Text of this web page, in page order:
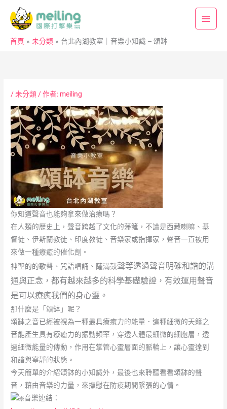
主
要
首頁 未分類 台北內湖教室｜音樂小知識 – 頌缽
/未分類 / 作者: meiling
你知道聲音也能夠拿來做治療嗎？
在人類的歷史上，聲音跨越了文化的藩籬，不論是西藏喇嘛、基
督徒、伊斯蘭教徒、印度教徒、音樂家或指揮家，聲音一直被用
來做一種療癒的催化劑。
神聖的的歌聲、咒語唱誦、薩滿鼓聲等透過聲音明確和諧的溝
通與正念，都有越來越多的科學基礎驗證，有效運用聲音
是可以療癒我們的身心靈。
那什麼是「頌缽」呢？
頌缽之音已經被視為一種最具療癒力的能量．這種細微的天籟之
音能產生具有療癒力的振動頻率，穿透人體最細微的細胞層，透
過細微能量的傳動，作用在掌管心靈層面的脈輪上，讓心靈達到
和諧與寧靜的狀態。
今天簡單的介紹頌缽的小知識外，最後也來聆聽看看頌缽的聲
音，藉由音樂的力量，來撫慰在防疫期間緊張的心情。
音樂連結：